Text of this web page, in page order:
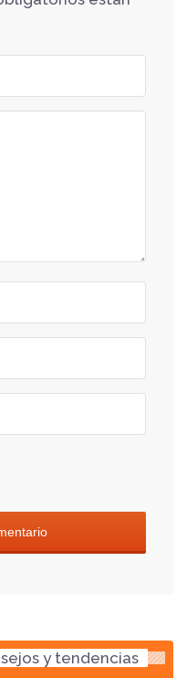
y tendencias